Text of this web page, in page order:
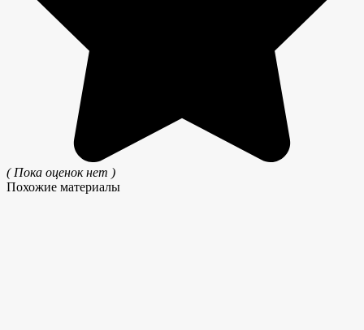
( Пока оценок нет )
Похожие материалы